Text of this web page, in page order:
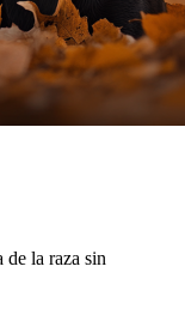
de la raza sin